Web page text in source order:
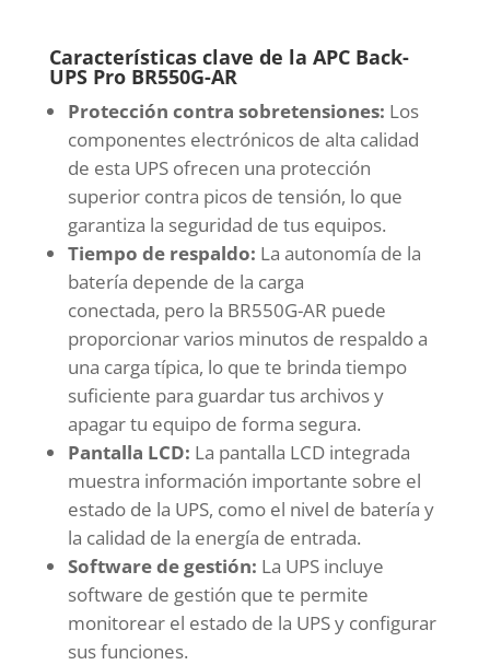
Características clave de la APC Back-
UPS Pro BR550G-AR
Protección contra sobretensiones: Los
componentes electrónicos de alta calidad
de esta UPS ofrecen una protección
superior contra picos de tensión, lo que
garantiza la seguridad de tus equipos.
Tiempo de respaldo: La autonomía de la
batería depende de la carga
conectada, pero la BR550G-AR puede
proporcionar varios minutos de respaldo a
una carga típica, lo que te brinda tiempo
suficiente para guardar tus archivos y
apagar tu equipo de forma segura.
Pantalla LCD: La pantalla LCD integrada
muestra información importante sobre el
estado de la UPS, como el nivel de batería y
la calidad de la energía de entrada.
Software de gestión: La UPS incluye
software de gestión que te permite
monitorear el estado de la UPS y configurar
sus funciones.